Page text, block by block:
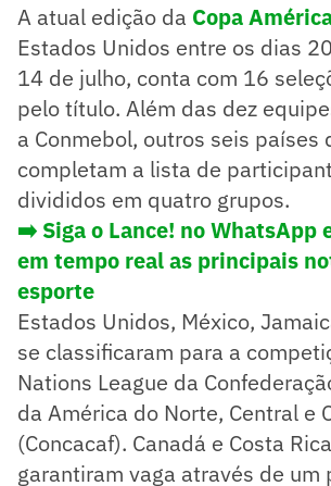
A atual edição da Copa
Estados Unidos entre os dias
14 de julho, conta com 16
pelo título. Além das dez
a Conmebol, outros seis países
completam a lista de
divididos em quatro grupos.
➡️ Siga o Lance! no WhatsApp
em tempo real as principais
esporte
Estados Unidos, México,
se classificaram para a
Nations League da
da América do Norte, Central e
(Concacaf). Canadá e Costa
garantiram vaga através de um